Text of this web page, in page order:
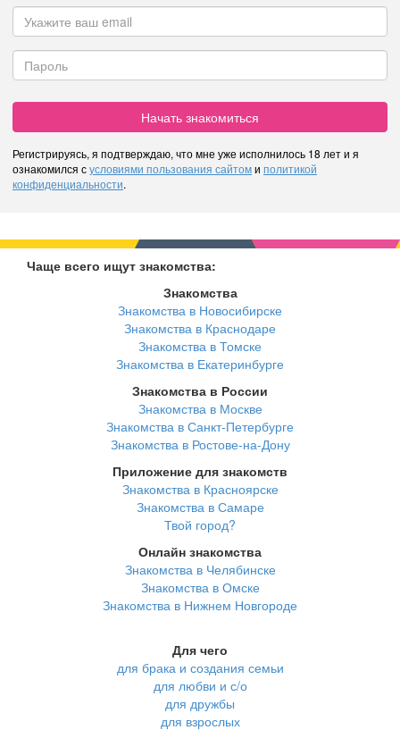
Начать знакомиться
Регистрируясь, я подтверждаю, что мне уже исполнилось 18 лет и я
ознакомился сусловиями пользования сайтоми политикой
конфиденциальности.
Чаще всего ищут знакомства:
Знакомства
Знакомства в Новосибирске
Знакомства в Краснодаре
Знакомства в Томске
Знакомства в Екатеринбурге
Знакомства в России
Знакомства в Москве
Знакомства в Санкт-Петербурге
Знакомства в Ростове-на-Дону
Приложение для знакомств
Знакомства в Красноярске
Знакомства в Самаре
Твой город?
Онлайн знакомства
Знакомства в Челябинске
Знакомства в Омске
Знакомства в Нижнем Новгороде
Для чего
для брака и создания семьи
для любви и с/о
для дружбы
для взрослых